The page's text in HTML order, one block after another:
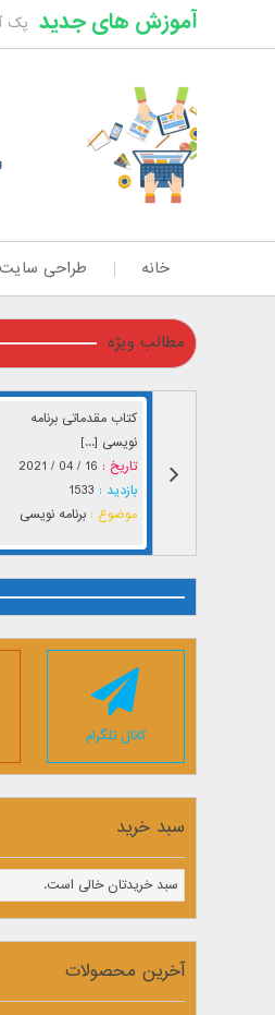
آموزش های جدید پک
خانه طراحی سایت
مطالب ویژه
کتاب مقدماتی برنامه
نویسی [...]
تاریخ : 16 / 04 / 2021
بازدید : 1533
موضوع : برنامه نویسی
کانال تلگرام
سبد خرید
سبد خریدتان خالی است.
آخرین محصولات